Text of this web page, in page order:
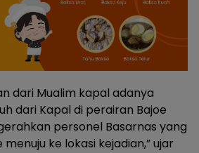
dari Mualim kapal adanya
dari Kapal di perairan Bajoe
personel Basarnas yang
menuju ke lokasi kejadian,” ujar